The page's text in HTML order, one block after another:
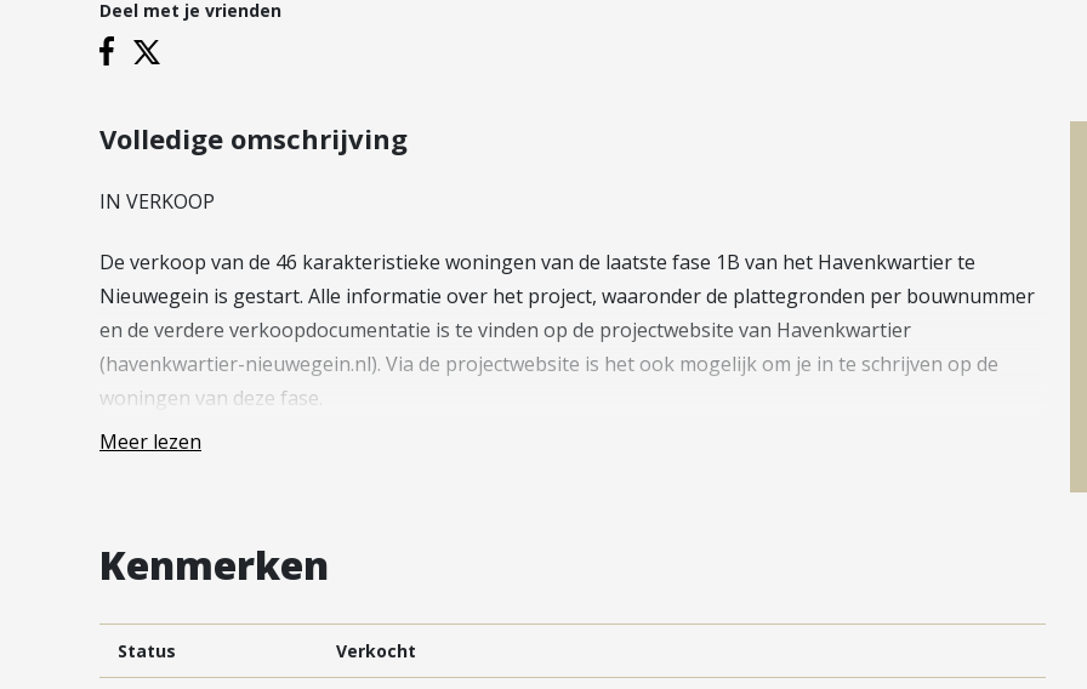
Vestigingen
Vestiging Vleuten-De Meern en
Leidsche Rijn
Vestiging Vianen
Vestiging Maarssen
Deel met je vrienden
Volledige omschrijving
IN VERKOOP
De verkoop van de 46 karakteristieke woningen van de laatste fase 1B van het Havenkwartier te
Nieuwegein is gestart. Alle informatie over het project, waaronder de plattegronden per bouwnummer
en de verdere verkoopdocumentatie is te vinden op de projectwebsite van Havenkwartier
(havenkwartier-nieuwegein.nl). Via de projectwebsite is het ook mogelijk om je in te schrijven op de
woningen van deze fase.
—
verkoop van de appartementen (Fase 2) en de twee-onder-een-kapwoningen en vrijstaande woningen
(Fase 3) zeer succesvol verlopen. De bouwvergunning procedure voor deze 2 fases loopt. Kortom, volop
positieve activiteiten in project Havenkwartier.
In Rijnhuizen, Nieuwegein komt Havenkwartier. Een nieuwe, verrassende en groene woonwijk aan het
Meer lezen
Kenmerken
Status Verkocht